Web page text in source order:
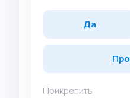
Да
Прикрепить